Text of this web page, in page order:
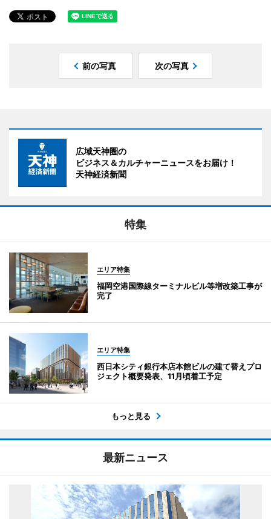
前の写真 次の写真
広域天神圏の
ビジネス＆カルチャーニュースをお届け！
天神経済新聞
特集
エリア特集
福岡空港国際線ターミナルビル等増改築工事が
完了
エリア特集
西日本シティ銀行本店本館ビルの建て替えプロ
ジェクト概要発表、11月頃着工予定
もっと見る
最新ニュース